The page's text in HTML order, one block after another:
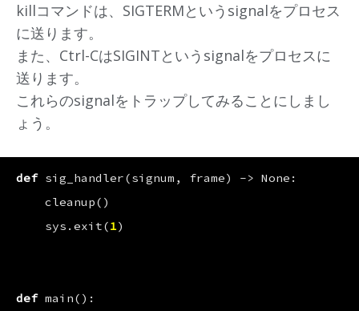
killコマンドは、SIGTERMというsignalをプロセス
に送ります。
また、Ctrl-CはSIGINTというsignalをプロセスに
送ります。
これらのsignalをトラップしてみることにしまし
ょう。
def sig_handler(signum , frame) -> None :
cleanup()
sys . exit(1)
def main():